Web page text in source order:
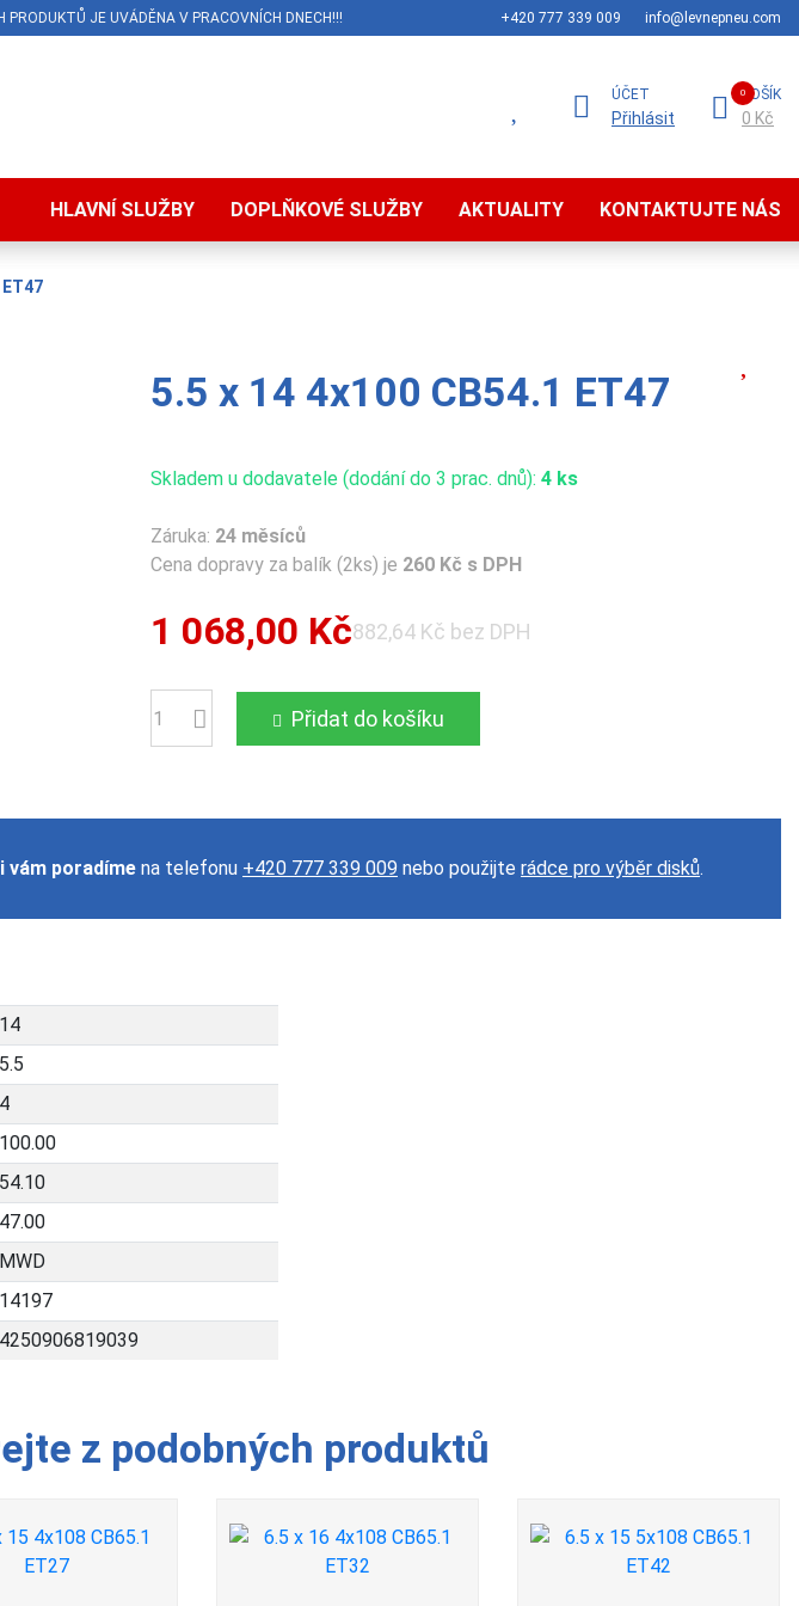
JE UVÁDĚNA V PRACOVNÍCH DNECH!!! +420 777 339 009 info@levnepneu.com
ÚČET
Přihlásit
KOŠÍK
0 Kč
HLAVNÍ SLUŽBY DOPLŇKOVÉ SLUŽBY AKTUALITY KONTAKTUJTE NÁS
5.5 x 14 4x100 CB54.1 ET47
Skladem u dodavatele (dodání do 3 prac. dnů): 4 ks
Záruka: 24 měsíců
Cena dopravy za balík (2ks) je 260 Kč s DPH
1 068,00 Kč882,64 Kč bez DPH
Počet Přidat do košíku
vám poradíme na telefonu +420 777 339 009 nebo použijte rádce pro výběr disků.
14
5.5
4
100.00
54.10
47.00
MWD
14197
4250906819039
z podobných produktů